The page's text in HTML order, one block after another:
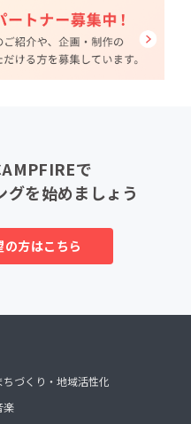
で
グを始めましょう
方はこちら
ちづくり・地域活性化
楽